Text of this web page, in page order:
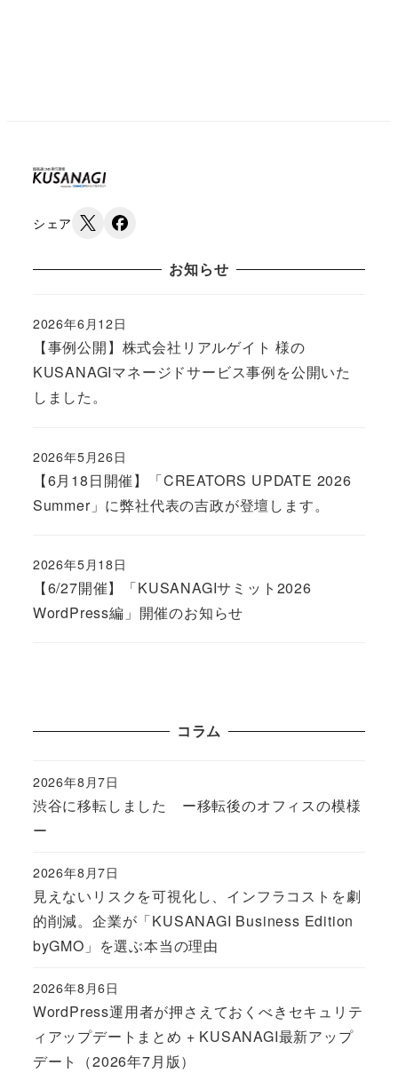
シェア
お知らせ
【事例公開】株式会社リアルゲイト 様の
KUSANAGIマネージドサービス事例を公開いた
しました。
Published
2026年6月12日
【6月18日開催】「CREATORS UPDATE 2026
Summer」に弊社代表の吉政が登壇します。
Published
2026年5月26日
【6/27開催】「KUSANAGIサミット2026
WordPress編」開催のお知らせ
Published
2026年5月18日
コラム
渋谷に移転しました ー移転後のオフィスの模様
ー
Published
2026年8月7日
見えないリスクを可視化し、インフラコストを劇
的削減。企業が「KUSANAGI Business Edition
byGMO」を選ぶ本当の理由
Published
2026年8月7日
WordPress運用者が押さえておくべきセキュリテ
ィアップデートまとめ + KUSANAGI最新アップ
デート（2026年7月版）
Published
2026年8月6日